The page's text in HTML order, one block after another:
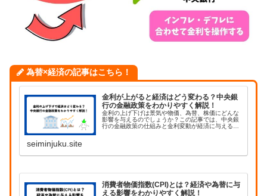
為替×経済の記事はこちら！
金利が上がると経済はどう変わる？中央銀
行の金融政策をわかりやすく解説！
金利の上げ下げは景気や物価、為替、株価にどんな
影響を与えるのでしょうか？この記事では、中央銀
行の金融政策の仕組みと金利変動が経済に与える影
seiminjuku.site
消費者物価指数(CPI)とは？経済や為替に与
える影響をわかりやすく解説！